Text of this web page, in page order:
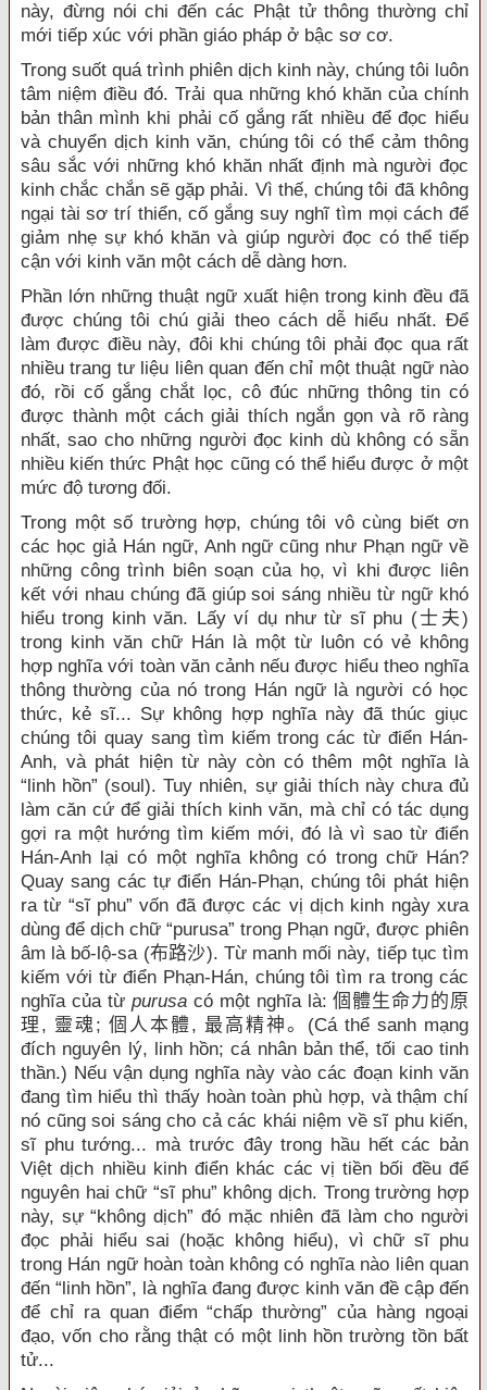
này, đừng nói chi đến các Phật tử thông thường chỉ
mới tiếp xúc với phần giáo pháp ở bậc sơ cơ.
Trong suốt quá trình phiên dịch kinh này, chúng tôi luôn
tâm niệm điều đó. Trải qua những khó khăn của chính
bản thân mình khi phải cố gắng rất nhiều để đọc hiểu
và chuyển dịch kinh văn, chúng tôi có thể cảm thông
sâu sắc với những khó khăn nhất định mà người đọc
kinh chắc chắn sẽ gặp phải. Vì thế, chúng tôi đã không
ngại tài sơ trí thiển, cố gắng suy nghĩ tìm mọi cách để
giảm nhẹ sự khó khăn và giúp người đọc có thể tiếp
cận với kinh văn một cách dễ dàng hơn.
Phần lớn những thuật ngữ xuất hiện trong kinh đều đã
được chúng tôi chú giải theo cách dễ hiểu nhất. Để
làm được điều này, đôi khi chúng tôi phải đọc qua rất
nhiều trang tư liệu liên quan đến chỉ một thuật ngữ nào
đó, rồi cố gắng chắt lọc, cô đúc những thông tin có
được thành một cách giải thích ngắn gọn và rõ ràng
nhất, sao cho những người đọc kinh dù không có sẵn
nhiều kiến thức Phật học cũng có thể hiểu được ở một
mức độ tương đối.
Trong một số trường hợp, chúng tôi vô cùng biết ơn
các học giả Hán ngữ, Anh ngữ cũng như Phạn ngữ về
những công trình biên soạn của họ, vì khi được liên
kết với nhau chúng đã giúp soi sáng nhiều từ ngữ khó
hiểu trong kinh văn. Lấy ví dụ như từ sĩ phu (士夫)
trong kinh văn chữ Hán là một từ luôn có vẻ không
hợp nghĩa với toàn văn cảnh nếu được hiểu theo nghĩa
thông thường của nó trong Hán ngữ là người có học
thức, kẻ sĩ... Sự không hợp nghĩa này đã thúc giục
chúng tôi quay sang tìm kiếm trong các từ điển Hán-
Anh, và phát hiện từ này còn có thêm một nghĩa là
“linh hồn” (soul). Tuy nhiên, sự giải thích này chưa đủ
làm căn cứ để giải thích kinh văn, mà chỉ có tác dụng
gợi ra một hướng tìm kiếm mới, đó là vì sao từ điển
Hán-Anh lại có một nghĩa không có trong chữ Hán?
Quay sang các tự điển Hán-Phạn, chúng tôi phát hiện
ra từ “sĩ phu” vốn đã được các vị dịch kinh ngày xưa
dùng để dịch chữ “purusa” trong Phạn ngữ, được phiên
âm là bố-lộ-sa (布路沙). Từ manh mối này, tiếp tục tìm
kiếm với từ điển Phạn-Hán, chúng tôi tìm ra trong các
nghĩa của từ purusacó một nghĩa là:個體生命力的原
理 , 靈魂; 個人本體 , 最高精神。 (Cá thể sanh mạng
đích nguyên lý, linh hồn; cá nhân bản thể, tối cao tinh
thần.) Nếu vận dụng nghĩa này vào các đoạn kinh văn
đang tìm hiểu thì thấy hoàn toàn phù hợp, và thậm chí
nó cũng soi sáng cho cả các khái niệm về sĩ phu kiến,
sĩ phu tướng... mà trước đây trong hầu hết các bản
Việt dịch nhiều kinh điển khác các vị tiền bối đều để
nguyên hai chữ “sĩ phu” không dịch. Trong trường hợp
này, sự “không dịch” đó mặc nhiên đã làm cho người
đọc phải hiểu sai (hoặc không hiểu), vì chữ sĩ phu
trong Hán ngữ hoàn toàn không có nghĩa nào liên quan
đến “linh hồn”, là nghĩa đang được kinh văn đề cập đến
để chỉ ra quan điểm “chấp thường” của hàng ngoại
đạo, vốn cho rằng thật có một linh hồn trường tồn bất
tử...